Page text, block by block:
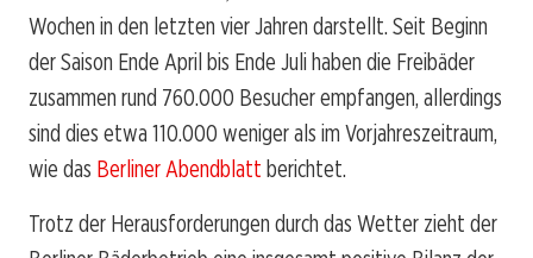
Wochen in den letzten vier Jahren darstellt. Seit Beginn
der Saison Ende April bis Ende Juli haben die Freibäder
zusammen rund 760.000 Besucher empfangen, allerdings
sind dies etwa 110.000 weniger als im Vorjahreszeitraum,
wie das Berliner Abendblatt berichtet.
Trotz der Herausforderungen durch das Wetter zieht der